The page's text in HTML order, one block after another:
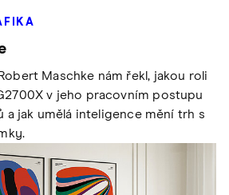
Maschke nám řekl, jakou roli
v jeho pracovním postupu
a jak umělá inteligence mění trh s